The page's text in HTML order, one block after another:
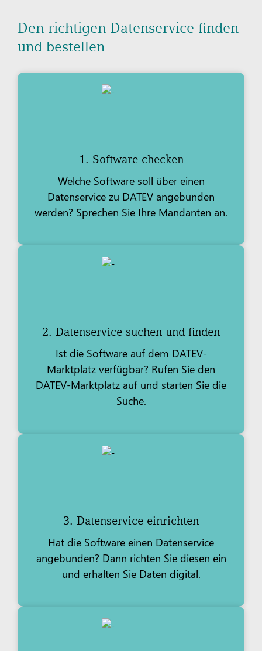
Den richtigen Datenservice finden
und bestellen
1. Software checken
Welche Software soll über einen
Datenservice zu DATEV angebunden
werden? Sprechen Sie Ihre Mandanten an.
2. Datenservice suchen und finden
Ist die Software auf dem DATEV-
Marktplatz verfügbar? Rufen Sie den
DATEV-Marktplatz auf und starten Sie die
Suche.
3. Datenservice einrichten
Hat die Software einen Datenservice
angebunden? Dann richten Sie diesen ein
und erhalten Sie Daten digital.